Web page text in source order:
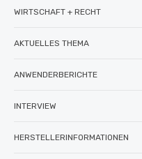
WIRTSCHAFT + RECHT
AKTUELLES THEMA
ANWENDERBERICHTE
INTERVIEW
HERSTELLERINFORMATIONEN